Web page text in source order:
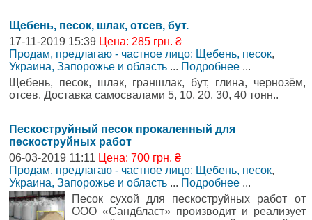
Щебень, песок, шлак, отсев, бут.
17-11-2019 15:39 Цена: 285 грн. ₴
Продам, предлагаю - частное лицо: Щебень, песок,
Украина, Запорожье и область ... Подробнее ...
Щебень, песок, шлак, граншлак, бут, глина, чернозём,
отсев. Доставка самосвалами 5, 10, 20, 30, 40 тонн..
Пескоструйный песок прокаленный для
пескоструйных работ
06-03-2019 11:11 Цена: 700 грн. ₴
Продам, предлагаю - частное лицо: Щебень, песок,
Украина, Запорожье и область ... Подробнее ...
Песок сухой для пескоструйных работ от
ООО «Сандбласт» производит и реализует